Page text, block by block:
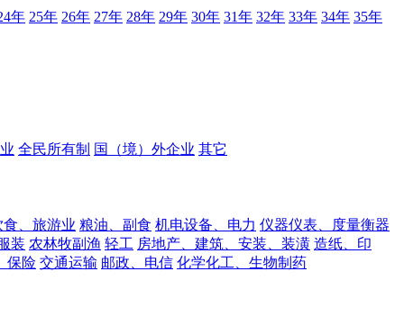
年 25年 26年 27年 28年 29年 30年 31年 32年 33年 34年 35年
全民所有制 国（境）外企业 其它
食、旅游业 粮油、副食 机电设备、电力 仪器仪表、度量衡器
装 农林牧副渔 轻工 房地产、建筑、安装、装潢 造纸、印
保险 交通运输 邮政、电信 化学化工、生物制药